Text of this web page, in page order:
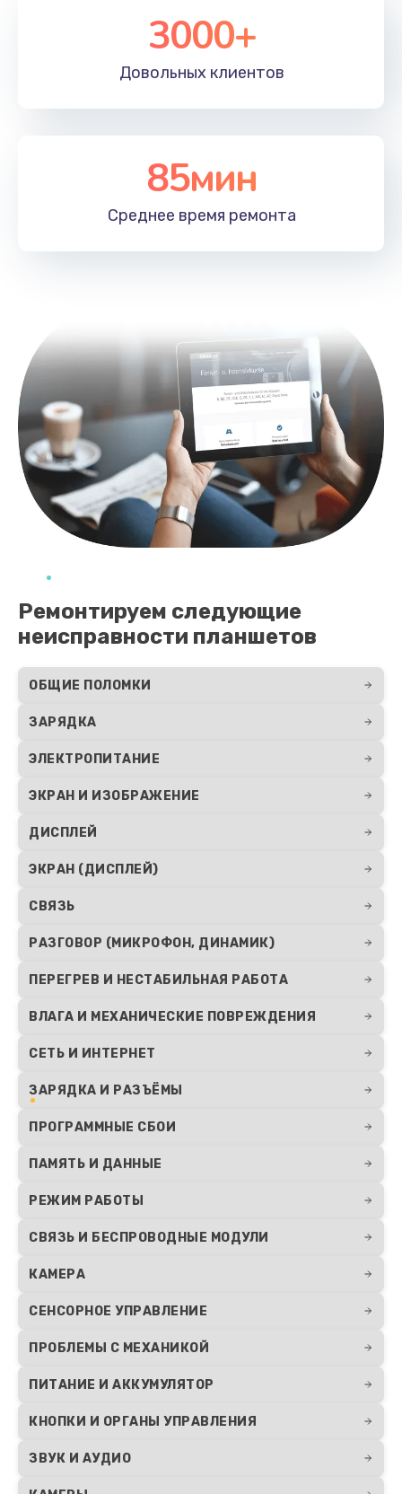
3000+
Довольных клиентов
85мин
Среднее время ремонта
Ремонтируем следующие
неисправности планшетов
ОБЩИЕ ПОЛОМКИ
ЗАРЯДКА
ЭЛЕКТРОПИТАНИЕ
ЭКРАН И ИЗОБРАЖЕНИЕ
ДИСПЛЕЙ
ЭКРАН (ДИСПЛЕЙ)
СВЯЗЬ
РАЗГОВОР (МИКРОФОН, ДИНАМИК)
ПЕРЕГРЕВ И НЕСТАБИЛЬНАЯ РАБОТА
ВЛАГА И МЕХАНИЧЕСКИЕ ПОВРЕЖДЕНИЯ
СЕТЬ И ИНТЕРНЕТ
ЗАРЯДКА И РАЗЪЁМЫ
ПРОГРАММНЫЕ СБОИ
ПАМЯТЬ И ДАННЫЕ
РЕЖИМ РАБОТЫ
СВЯЗЬ И БЕСПРОВОДНЫЕ МОДУЛИ
КАМЕРА
СЕНСОРНОЕ УПРАВЛЕНИЕ
ПРОБЛЕМЫ С МЕХАНИКОЙ
ПИТАНИЕ И АККУМУЛЯТОР
КНОПКИ И ОРГАНЫ УПРАВЛЕНИЯ
ЗВУК И АУДИО